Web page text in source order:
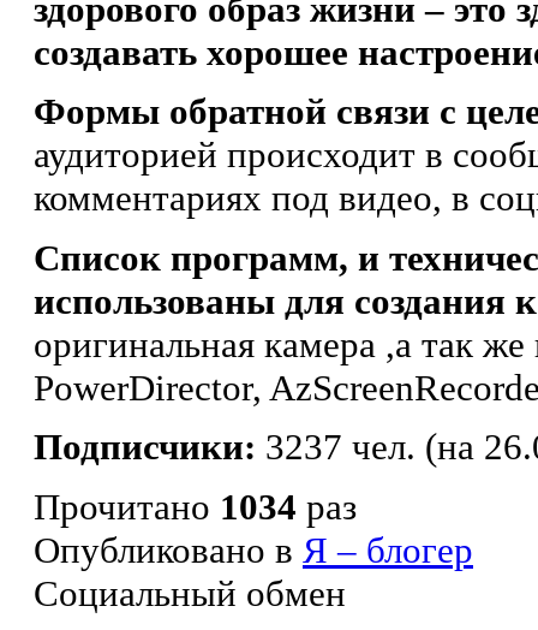
здорового образ жизни –
создавать хорошее
Формы обратной связи с
аудиторией происходит в
комментариях под видео, в
Список программ, и
использованы для создания
оригинальная камера ,а так
PowerDirector,
Подписчики: 3237 чел. (на
Прочитано 1034 раз
Опубликовано в Я – блогер
Социальный обмен